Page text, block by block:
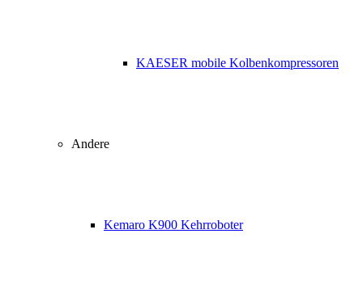
KAESER mobile Kolbenkompressoren
Andere
Kemaro K900 Kehrroboter